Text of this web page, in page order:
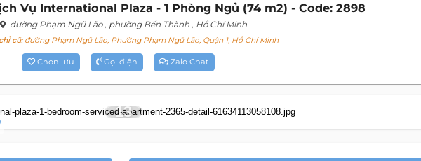
Vụ International Plaza - 1 Phòng Ngủ (74 m2) - Code: 2898
đường Phạm Ngũ Lão , phường Bến Thành , Hồ Chí Minh
cũ:đường Phạm Ngũ Lão, Phường Phạm Ngũ Lão, Quận 1, Hồ Chí Minh
Chọn lưu Gọi điện Zalo Chat
13